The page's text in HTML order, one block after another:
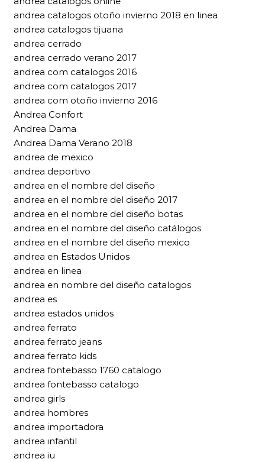
andrea catalogos otoño invierno 2018 en linea
andrea catalogos tijuana
andrea cerrado
andrea cerrado verano 2017
andrea com catalogos 2016
andrea com catalogos 2017
andrea com otoño invierno 2016
Andrea Confort
Andrea Dama
Andrea Dama Verano 2018
andrea de mexico
andrea deportivo
andrea en el nombre del diseño
andrea en el nombre del diseño 2017
andrea en el nombre del diseño botas
andrea en el nombre del diseño catálogos
andrea en el nombre del diseño mexico
andrea en Estados Unidos
andrea en linea
andrea en nombre del diseño catalogos
andrea es
andrea estados unidos
andrea ferrato
andrea ferrato jeans
andrea ferrato kids
andrea fontebasso 1760 catalogo
andrea fontebasso catalogo
andrea girls
andrea hombres
andrea importadora
andrea infantil
andrea iu